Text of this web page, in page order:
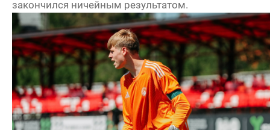
закончился ничейным результатом.